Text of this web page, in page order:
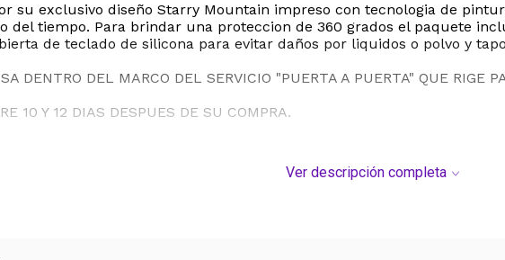
su exclusivo diseño Starry Mountain impreso con tecnologia de
del tiempo. Para brindar una proteccion de 360 grados el paquete
de teclado de silicona para evitar daños por liquidos o polvo y
DENTRO DEL MARCO DEL SERVICIO "PUERTA A PUERTA" QUE RIGE
10 Y 12 DIAS DESPUES DE SU COMPRA.
Ver descripción completa